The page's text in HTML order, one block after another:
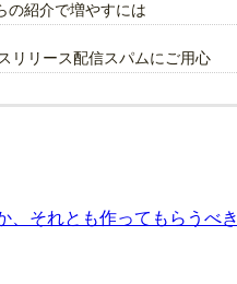
の紹介で増やすには
リリース配信スパムにご用心
、それとも作ってもらうべき